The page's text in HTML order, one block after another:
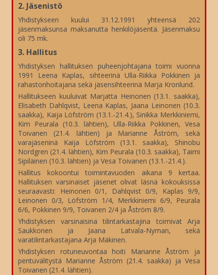
2. Jäsenistö
Yhdistykseen kuului 31.12.1991 yhteensä 202
jäsenmaksunsa maksanutta henkilöjäsentä. Jäsenmaksu
oli 75 mk.
3. Hallitus
Yhdistyksen hallituksen puheenjohtajana toimi vuonna
1991 Leena Kaplas, sihteerinä Ulla-Riikka Pokkinen ja
rahastonhoitajana sekä jäsensihteerinä Marja Kronlund.
Hallitukseen kuuluivat Marjatta Heinonen (13.1. saakka),
Elisabeth Dahlqvist, Leena Kaplas, Jaana Leinonen (10.3.
saakka), Kaija Löfström (13.1.-21.4.), Sinikka Merkkiniemi,
Kim Peurala (10.3. lähtien), Ulla-Riikka Pokkinen, Vesa
Toivanen (21.4. lähtien) ja Marianne Åström, sekä
varajäseninä Kaija Löfström (13.1. saakka), Shinobu
Nordgren (21.4. lähtien), Kim Peurala (10.3. saakka), Taimi
Sipiläinen (10.3. lähtien) ja Vesa Toivanen (13.1.-21.4.).
Hallitus kokoontui toimintavuoden aikana 9 kertaa.
Hallituksen varsinaiset jäsenet olivat läsnä kokouksissa
seuraavasti: Heinonen 0/1, Dahlqvist 0/9, Kaplas 9/9,
Leinonen 0/3, Löfström 1/4, Merkkiniemi 6/9, Peurala
6/6, Pokkinen 9/9, Toivanen 2/4 ja Åström 8/9.
Yhdistyksen varsinaisina tilintarkastajina toimivat Arja
Saukkonen ja Jaana Latvala-Nyman, sekä
varatilintarkastajana Arja Mäkinen.
Yhdistyksen rotuneuvontaa hoiti Marianne Åström ja
pentuvälitystä Marianne Åström (21.4. saakka) ja Vesa
Toivanen (21.4. lähtien).